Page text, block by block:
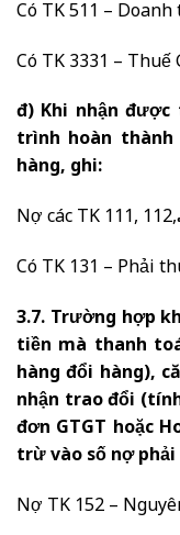
Có TK 511 –
Có TK 3331 –
đ) Khi nhận
trình hoàn
hàng, ghi:
Nợ các TK 111,
Có TK 131 – Phải
3.7. Trường hợp
tiền mà thanh
hàng đổi hàng),
nhận trao đổi
đơn GTGT hoặc
trừ vào số nợ
Nợ TK 152 –